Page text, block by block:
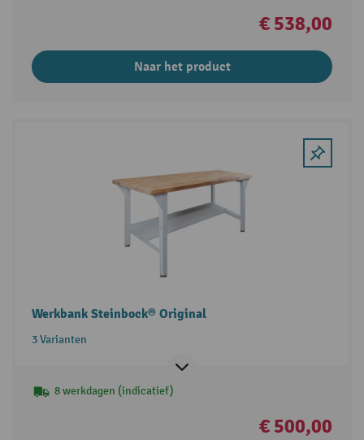
€ 538,00
Naar het product
Werkbank Steinbock® Original
3 Varianten
8 werkdagen (indicatief)
€ 500,00